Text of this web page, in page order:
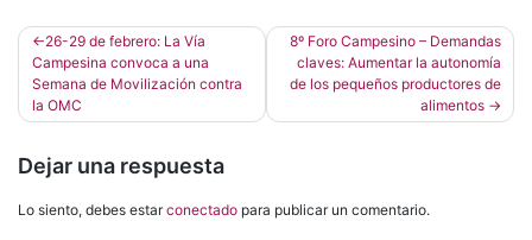
Navegación
de
entradas
26-29 de febrero: La Vía
Campesina convoca a una
Semana de Movilización contra
la OMC
8º Foro Campesino – Demandas
claves: Aumentar la autonomía
de los pequeños productores de
alimentos
Dejar una respuesta
Lo siento, debes estarconectado para publicar un comentario.